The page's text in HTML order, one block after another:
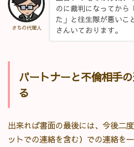
さちの代理人
のに裁判になってから
た」と往生際が悪いこ
さんいております。
パートナーと不倫相手
る
出来れば書面の最後には、今後二
ットでの連絡を含む）での連絡を